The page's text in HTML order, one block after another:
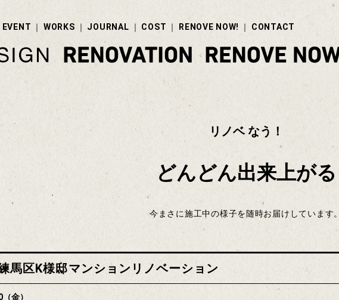
EVENT WORKS JOURNAL COST RENOVE NOW! CONTACT
リノベ なう！
どんどん出来上がる
今まさに施工中の様子を随時お届けしています。
馬区K様邸マンションリノベーション
金）